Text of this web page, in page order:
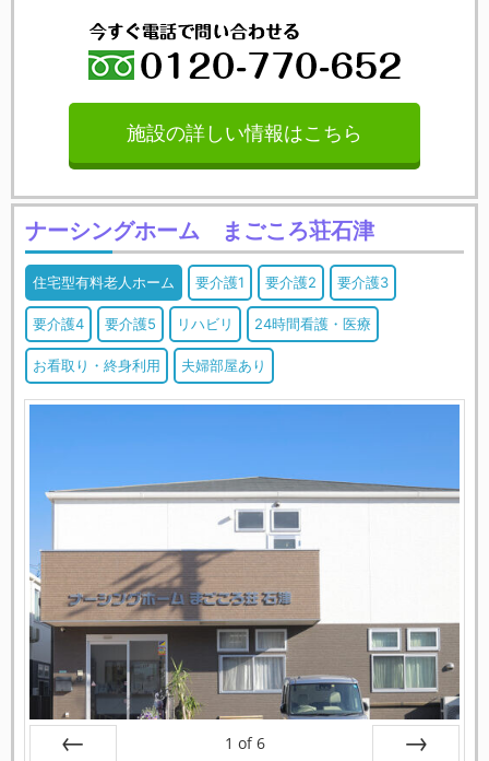
施設の詳しい情報はこちら
ナーシングホーム まごころ荘石津
住宅型有料老人ホーム 要介護1 要介護2 要介護3
要介護4 要介護5 リハビリ 24時間看護・医療
お看取り・終身利用 夫婦部屋あり
1 of 6